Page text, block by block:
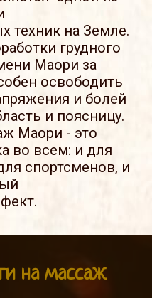
техник на Земле.
грудного
Маори за
освободить
и болей
и поясницу.
Маори - это
во всем: и для
спортсменов, и
на массаж